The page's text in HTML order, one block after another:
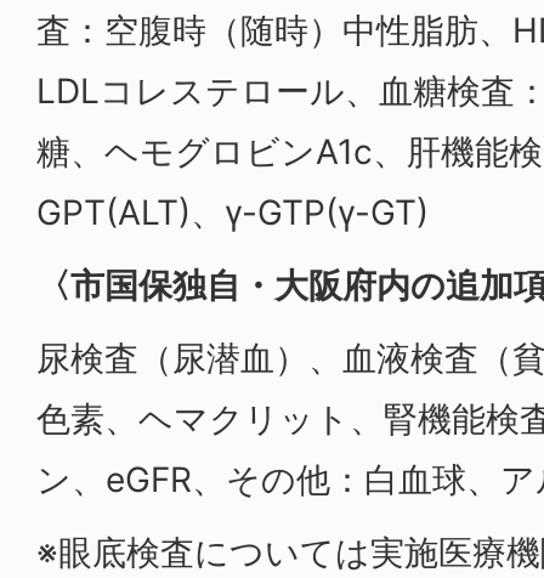
査：空腹時（随時）中性脂肪、
LDLコレステロール、血糖検査
糖、ヘモグロビンA1c、肝機能
GPT(ALT)、γ-GTP(γ-GT)
〈市国保独自・大阪府内の追加
尿検査（尿潜血）、血液検査（
色素、ヘマクリット、腎機能検
ン、eGFR、その他：白血球、
※眼底検査については実施医療